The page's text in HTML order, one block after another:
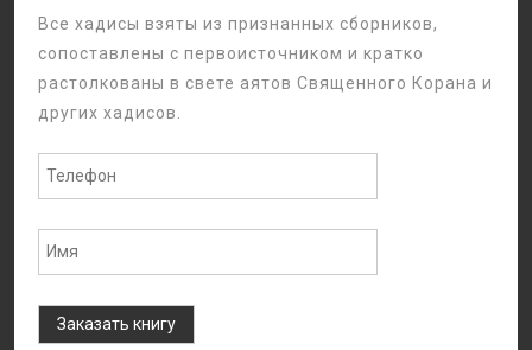
Все хадисы взяты из признанных сборников,
сопоставлены с первоисточником и кратко
растолкованы в свете аятов Священного Корана и
других хадисов.
Заказать книгу